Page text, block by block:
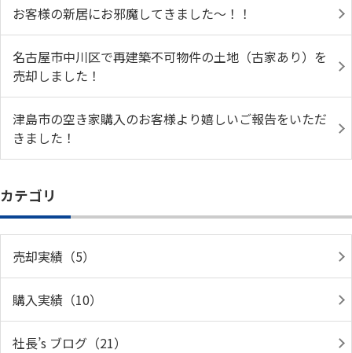
お客様の新居にお邪魔してきました～！！
名古屋市中川区で再建築不可物件の土地（古家あり）を
売却しました！
津島市の空き家購入のお客様より嬉しいご報告をいただ
きました！
カテゴリ
売却実績（5）
購入実績（10）
社長’s ブログ（21）